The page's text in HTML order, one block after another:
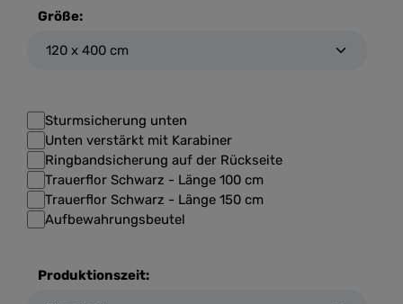
Größe:
Sturmsicherung unten
Unten verstärkt mit Karabiner
Ringbandsicherung auf der Rückseite
Trauerflor Schwarz - Länge 100 cm
Trauerflor Schwarz - Länge 150 cm
Aufbewahrungsbeutel
Produktionszeit: